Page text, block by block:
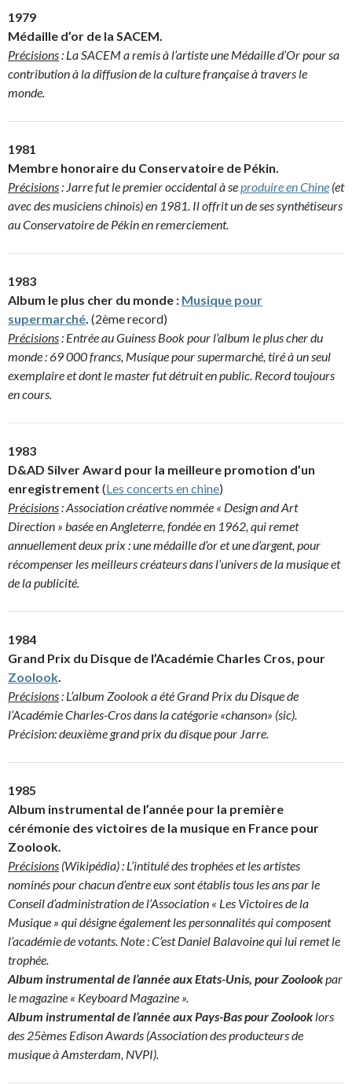
1979
Médaille d’or de la SACEM.
Précisions: La SACEM a remis à l’artiste une Médaille d’Or pour sa
contribution à la diffusion de la culture française à travers le
monde.
1981
Membre honoraire du Conservatoire de Pékin.
Précisions: Jarre fut le premier occidental à seproduire en Chine (et
avec des musiciens chinois) en 1981. Il offrit un de ses synthétiseurs
au Conservatoire de Pékin en remerciement.
1983
Album le plus cher du monde : Musique pour
supermarché. (2ème record)
Précisions: Entrée au Guiness Book pour l’album le plus cher du
monde : 69 000 francs, Musique pour supermarché, tiré à un seul
exemplaire et dont le master fut détruit en public. Record toujours
en cours.
1983
D&AD Silver Award pour la meilleure promotion d’un
enregistrement (Les concerts en chine)
Précisions: Association créative nommée « Design and Art
Direction » basée en Angleterre, fondée en 1962, qui remet
annuellement deux prix : une médaille d’or et une d’argent, pour
récompenser les meilleurs créateurs dans l’univers de la musique et
de la publicité.
1984
Grand Prix du Disque de l’Académie Charles Cros, pour
Zoolook.
Précisions: L’album Zoolook a été Grand Prix du Disque de
l’Académie Charles-Cros dans la catégorie «chanson» (sic).
Précision: deuxième grand prix du disque pour Jarre.
1985
Album instrumental de l’année pour la première
cérémonie des victoires de la musique en France pour
Zoolook.
Précisions (Wikipédia) : L’intitulé des trophées et les artistes
nominés pour chacun d’entre eux sont établis tous les ans par le
Conseil d’administration de l’Association « Les Victoires de la
Musique » qui désigne également les personnalités qui composent
l’académie de votants. Note : C’est Daniel Balavoine qui lui remet le
trophée.
Album instrumental de l’année aux Etats-Unis, pour Zoolookpar
le magazine « Keyboard Magazine ».
Album instrumental de l’année aux Pays-Baspour Zoolook lors
des 25èmes Edison Awards (Association des producteurs de
musique à Amsterdam, NVPI).